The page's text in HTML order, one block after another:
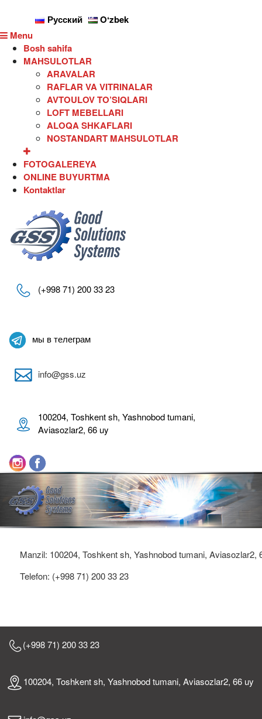
Русский
Oʻzbek
Menu
Bosh sahifa
MAHSULOTLAR
ARAVALAR
RAFLAR VA VITRINALAR
AVTOULOV TO’SIQLARI
LOFT MEBELLARI
ALOQA SHKAFLARI
NOSTANDART MAHSULOTLAR
FOTOGALEREYA
ONLINE BUYURTMA
Kontaktlar
(+998 71) 200 33 23
мы в телеграм
info@gss.uz
100204, Toshkent sh, Yashnobod tumani,
Aviasozlar2, 66 uy
Manzil: 100204, Toshkent sh, Yashnobod tumani, Aviasozlar2,
Telefon: (+998 71) 200 33 23
(+998 71) 200 33 23
100204, Toshkent sh, Yashnobod tumani, Aviasozlar2, 66 uy